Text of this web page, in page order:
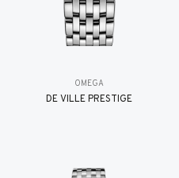
OMEGA
DE VILLE PRESTIGE